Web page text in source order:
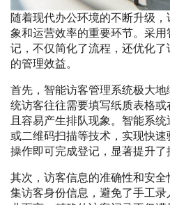
随着现代办公环境的不断升级
象和运营效率的重要环节。采
记，不仅简化了流程，还优化
的管理效益。
首先，智能访客管理系统极大
统访客往往需要填写纸质表格
且容易产生排队现象。智能系
或二维码扫描等技术，实现快
操作即可完成登记，显著提升了
其次，访客信息的准确性和安
集访客身份信息，避免了手工